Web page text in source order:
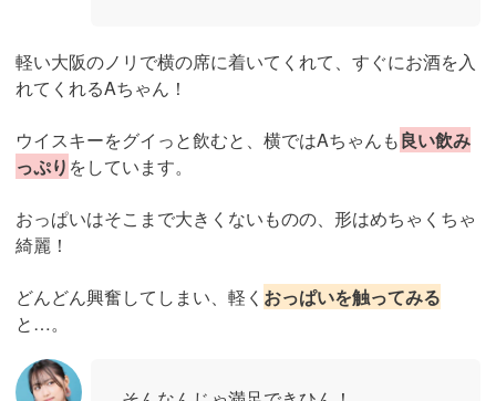
軽い大阪のノリで横の席に着いてくれて、すぐにお酒を入
れてくれるAちゃん！
ウイスキーをグイっと飲むと、横ではAちゃんも良い飲み
っぷり をしています。
おっぱいはそこまで大きくないものの、形はめちゃくちゃ
綺麗！
どんどん興奮してしまい、軽く おっぱいを触ってみる
と…。